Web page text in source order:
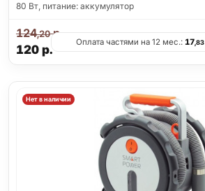
80 Вт, питание: аккумулятор
120р.
124,20р.
Оплата частями на 12 мес.:17,83
Нет в наличии